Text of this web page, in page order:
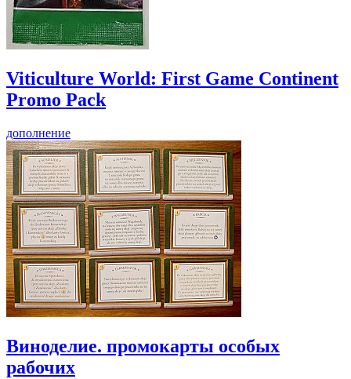
Viticulture World: First Game Continent
Promo Pack
дополнение
Виноделие. промокарты особых
рабочих